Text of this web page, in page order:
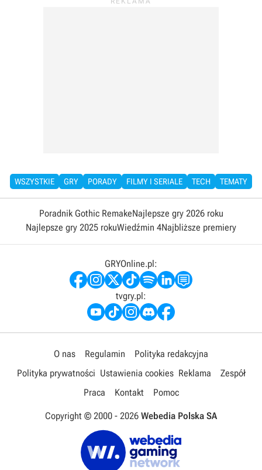
WSZYSTKIE GRY PORADY FILMY I SERIALE TECH TEMATY
Poradnik Gothic RemakeNajlepsze gry 2026 roku
Najlepsze gry 2025 rokuWiedźmin 4Najbliższe premiery
GRYOnline.pl:
tvgry.pl:
O nas Regulamin
Polityka redakcyjna
Polityka prywatności Ustawienia cookies Reklama
Zespół
Praca
Kontakt Pomoc
Copyright © 2000 - 2026 Webedia Polska SA